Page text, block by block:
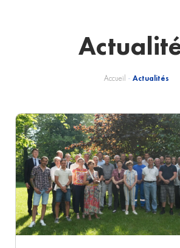
Accueil - Actualités